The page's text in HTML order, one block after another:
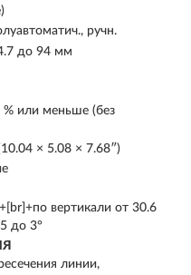
ручн.
до 94 мм
или меньше (без
× 5.08 × 7.68″)
вертикали от 30.6
до 3°
линии,